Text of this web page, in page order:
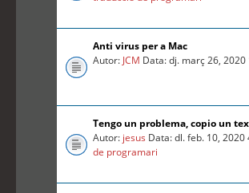
Anti virus per a Mac
Autor: JCM Data: dj. març 26, 2020
Tengo un problema, copio un
Autor: jesus Data: dl. feb. 10, 2020
de programari